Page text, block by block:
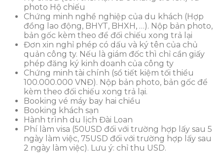
photo Hộ chiếu
Chứng minh nghề nghiệp của du khách (Hợp
đồng lao động, BHYT, BHXH, …). Nộp bản photo,
bản gốc kèm theo để đối chiếu xong trả lại
Đơn xin nghỉ phép có dấu và ký tên của chủ
quản công ty. Nếu là giám đốc thì chỉ cần giấy
phép đăng ký kinh doanh của công ty
Chứng minh tài chính (sổ tiết kiệm tối thiểu
100.000.000 VNĐ). Nộp bản photo, bản gốc để
kèm theo đối chiếu xong trả lại.
Booking vé máy bay hai chiều
Booking khách sạn
Hành trình du lịch Đài Loan
Phí làm visa (50USD đối với trường hợp lấy sau 5
ngày làm việc, 75USD đối với trường hợp lấy sau
2 ngày làm việc). Lưu ý: chỉ thu USD.